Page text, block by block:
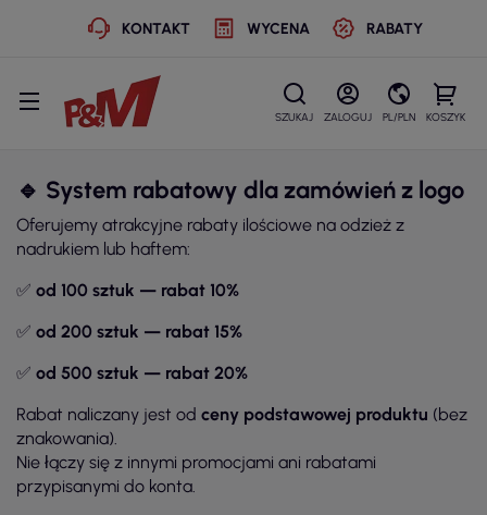
KONTAKT WYCENA RABATY
SZUKAJ ZALOGUJ PL/PLN KOSZYK
🔹 System rabatowy dla zamówień z logo
Oferujemy atrakcyjne rabaty ilościowe na odzież z
nadrukiem lub haftem:
✅ od 100 sztuk — rabat 10%
✅ od 200 sztuk — rabat 15%
✅ od 500 sztuk — rabat 20%
Rabat naliczany jest od ceny podstawowej produktu (bez
znakowania).
Nie łączy się z innymi promocjami ani rabatami
przypisanymi do konta.